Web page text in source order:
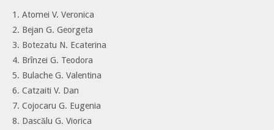
1. Atomei V. Veronica
2. Bejan G. Georgeta
3. Botezatu N. Ecaterina
4. Brînzei G. Teodora
5. Bulache G. Valentina
6. Catzaiti V. Dan
7. Cojocaru G. Eugenia
8. Dascălu G. Viorica